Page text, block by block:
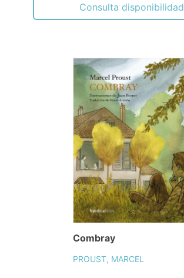
Consulta disponibilidad
Combray
PROUST, MARCEL